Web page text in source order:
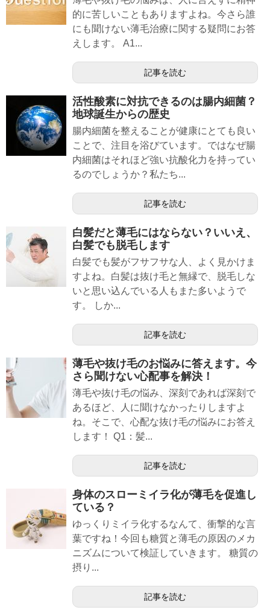
的に苦しいこともありますよね。今さら誰
にも聞けない薄毛治療に関する疑問にお答
えします。 A1...
記事を読む
活性酸素に対抗できるのは腸内細菌？
地球誕生からの歴史
腸内細菌を整えることが健康にとても良い
ことで、注目を浴びています。ではなぜ腸
内細菌はそれほど強い抗酸化力を持ってい
るのでしょうか？私たち...
記事を読む
白髪だと薄毛にはならない？いいえ、
白髪でも脱毛します
白髪でも髪がフサフサな人、よく見かけま
すよね。白髪は抜け毛と無縁で、脱毛しな
いと思い込んでいる人もまた多いようで
す。 しか...
記事を読む
薄毛や抜け毛のお悩みに答えます。今
さら聞けない心配事を解決！
薄毛や抜け毛の悩み、深刻であれば深刻で
あるほど、人に聞けなかったりしますよ
ね。そこで、心配な抜け毛の悩みにお答え
します！ Q1：髪...
記事を読む
身体のスローミイラ化が薄毛を促進し
ている？
ゆっくりミイラ化するなんて、衝撃的な言
葉ですね！今回も糖質と薄毛の原因のメカ
ニズムについて検証していきます。 糖質の
摂り...
記事を読む